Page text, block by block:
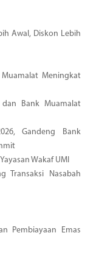
Awal, Diskon Lebih
Meningkat
dan Bank Muamalat
Gandeng Bank
Wakaf UMI
Transaksi Nasabah
Pembiayaan Emas